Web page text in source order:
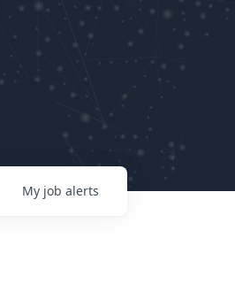
My job alerts